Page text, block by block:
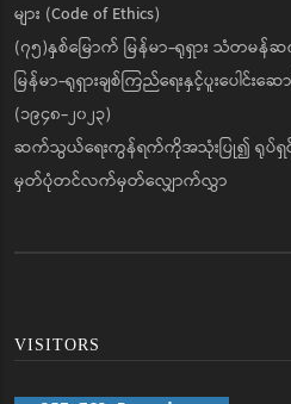
များ (Code of Ethics)
(၇၅)နှစ်မြောက် မြန်မာ-ရုရှား သံ
မြန်မာ-ရုရှားချစ်ကြည်ရေးနှင့်ပူးပေါင်
(၁၉၄၈-၂၀၂၃)
ဆက်သွယ်ရေးကွန်ရက်ကိုအသုံးပြု၍ ရုပ်ရှင်
မှတ်ပုံတင်လက်မှတ်လျှောက်လွှာ
VISITORS